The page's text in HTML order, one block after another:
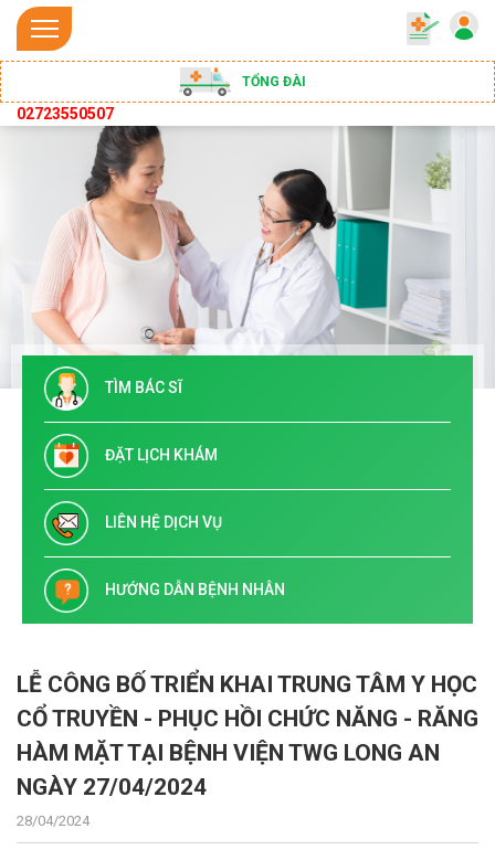
TỔNG ĐÀI
02723550507
TÌM BÁC SĨ
ĐẶT LỊCH KHÁM
LIÊN HỆ DỊCH VỤ
HƯỚNG DẪN BỆNH NHÂN
LỄ CÔNG BỐ TRIỂN KHAI TRUNG TÂM Y HỌC
CỔ TRUYỀN - PHỤC HỒI CHỨC NĂNG - RĂNG
HÀM MẶT TẠI BỆNH VIỆN TWG LONG AN
NGÀY 27/04/2024
28/04/2024